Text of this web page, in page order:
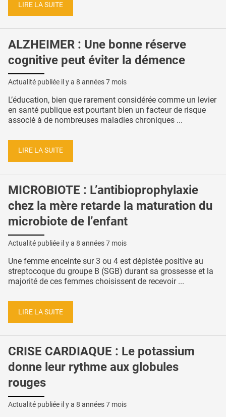
LIRE LA SUITE
ALZHEIMER : Une bonne réserve
cognitive peut éviter la démence
Actualité publiée il y a 8 années 7 mois
L’éducation, bien que rarement considérée comme un levier
en santé publique est pourtant bien un facteur de risque
associé à de nombreuses maladies chroniques ...
LIRE LA SUITE
MICROBIOTE : L’antibioprophylaxie
chez la mère retarde la maturation du
microbiote de l’enfant
Actualité publiée il y a 8 années 7 mois
Une femme enceinte sur 3 ou 4 est dépistée positive au
streptocoque du groupe B (SGB) durant sa grossesse et la
majorité de ces femmes choisissent de recevoir ...
LIRE LA SUITE
CRISE CARDIAQUE : Le potassium
donne leur rythme aux globules
rouges
Actualité publiée il y a 8 années 7 mois